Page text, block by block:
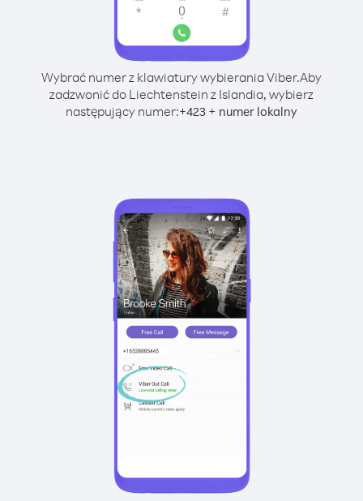
Wybrać numer z klawiatury wybierania Viber.Aby
zadzwonić do Liechtenstein z Islandia, wybierz
następujący numer:+423 + numer lokalny